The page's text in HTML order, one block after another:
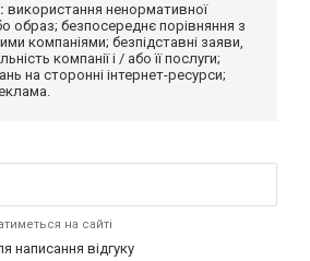
використання ненормативної
образ; безпосереднє порівняння з
компаніями; безпідставні заяви,
компанії і / або її послуги;
на сторонні інтернет-ресурси;
на сайті
написання відгуку